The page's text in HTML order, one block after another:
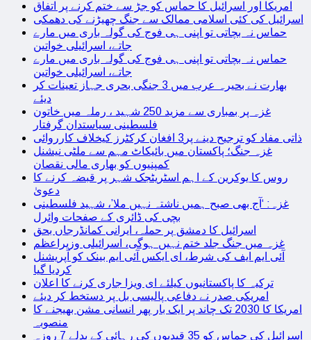
امریکا اور اسرائیل کا حماس کو جڑ سے ختم کرنے پر اتفاق
اسرائیل کی کئی اسلامی ممالک سے جنگ چھیڑنے کی دھمکی
حماس نہ بچاتی تو اپنی ہی فوج کی گولہ باری میں مارے
جاتے، اسرائیلی خواتین
حماس نہ بچاتی تو اپنی ہی فوج کی گولہ باری میں مارے
جاتے، اسرائیلی خواتین
بھارت نے بحیرہ عرب میں 3 جنگی بحری جہاز تعینات کر
دیئے
غزہ پر بمباری سے مزید 250 شہید ، رملہ میں خاتون
فلسطینی سیاستدان گرفتار
ذاتی مفاد کو ترجیح دینے پر3 افغان کرکٹرز کیخلاف کارروائی
غزہ جنگ؛ پاکستان میں بائیکاٹ مہم سے ملٹی نیشنل
کمپنیوں کو بھاری مالی نقصان
روس کا یوکرین کے اہم اسٹریٹجک شہر پر قبضہ کرنے کا
دعویٰ
غزہ: ‘آج بھی صبح ہمیں ناشتہ نہیں ملا’، شہید فلسطینی
بچی کی ڈائری کے صفحات وائرل
اسرائیل کا دمشق پر حملہ، ایرانی کمانڈرجاں بحق
غزہ میں جنگ جلد ختم نہیں ہوگی، اسرائیلی وزیراعظم
آئی ایم ایف کی شرط، ای ایکس آئی ایم بینک کو آپریشنل
کردیا گیا
ترکیہ کا پاکستانیوں کیلئے ای ویزا جاری کرنے کا اعلان
امریکی صدر نے دفاعی پالیسی بل پر دستخط کر دیئے
امریکا کا 2030 تک چاند پر ایک بار پھر انسانی مشن بھیجنے کا
منصوبہ
اسرائیل کی حماس کو 35 قیدیوں کی رہائی کے بدلے 7 روزہ